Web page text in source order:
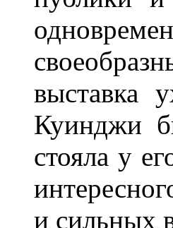
выставка
Куинджи
стояла у
и сильных